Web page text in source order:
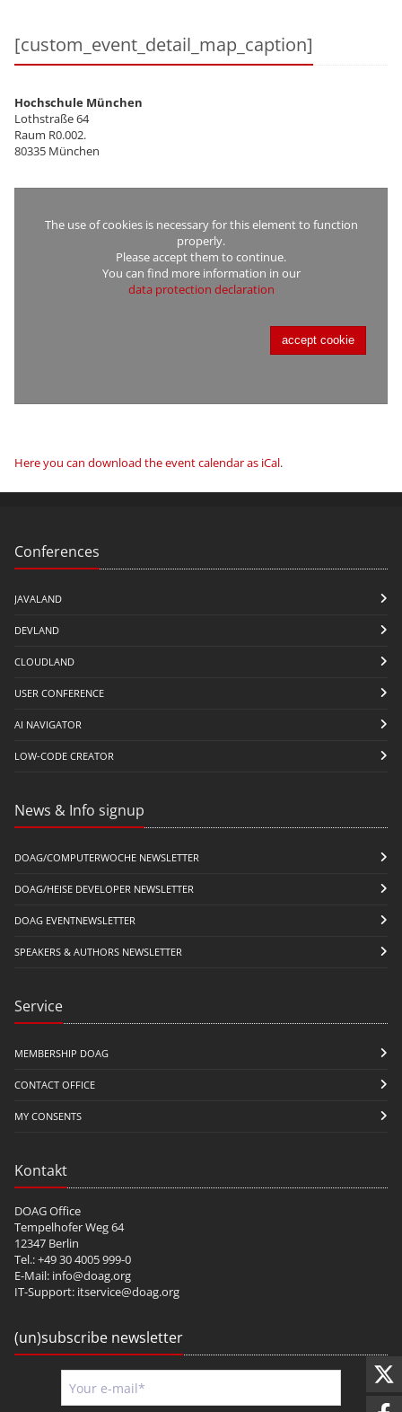
[custom_event_detail_map_caption]
Hochschule München
Lothstraße 64
Raum R0.002.
80335 München
The use of cookies is necessary for this element to function
properly.
Please accept them to continue.
You can find more information in our
data protection declaration
accept cookie
Here you can download the event calendar as iCal.
Conferences
JAVALAND
DEVLAND
CLOUDLAND
USER CONFERENCE
AI NAVIGATOR
LOW-CODE CREATOR
News & Info signup
DOAG/COMPUTERWOCHE NEWSLETTER
DOAG/HEISE DEVELOPER NEWSLETTER
DOAG EVENTNEWSLETTER
SPEAKERS & AUTHORS NEWSLETTER
Service
MEMBERSHIP DOAG
CONTACT OFFICE
MY CONSENTS
Kontakt
DOAG Office
Tempelhofer Weg 64
12347 Berlin
Tel.: +49 30 4005 999-0
E-Mail: info@doag.org
IT-Support: itservice@doag.org
(un)subscribe newsletter